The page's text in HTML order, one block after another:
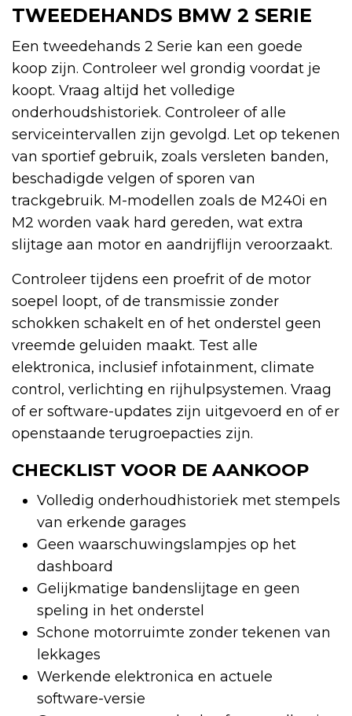
TWEEDEHANDS BMW 2 SERIE
Een tweedehands 2 Serie kan een goede
koop zijn. Controleer wel grondig voordat je
koopt. Vraag altijd het volledige
onderhoudshistoriek. Controleer of alle
serviceintervallen zijn gevolgd. Let op tekenen
van sportief gebruik, zoals versleten banden,
beschadigde velgen of sporen van
trackgebruik. M-modellen zoals de M240i en
M2 worden vaak hard gereden, wat extra
slijtage aan motor en aandrijflijn veroorzaakt.
Controleer tijdens een proefrit of de motor
soepel loopt, of de transmissie zonder
schokken schakelt en of het onderstel geen
vreemde geluiden maakt. Test alle
elektronica, inclusief infotainment, climate
control, verlichting en rijhulpsystemen. Vraag
of er software-updates zijn uitgevoerd en of er
openstaande terugroepacties zijn.
CHECKLIST VOOR DE AANKOOP
Volledig onderhoudhistoriek met stempels
van erkende garages
Geen waarschuwingslampjes op het
dashboard
Gelijkmatige bandenslijtage en geen
speling in het onderstel
Schone motorruimte zonder tekenen van
lekkages
Werkende elektronica en actuele
software-versie